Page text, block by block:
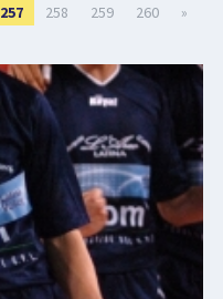
257 258 259 260 »